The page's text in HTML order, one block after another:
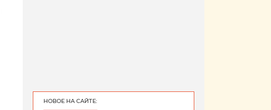
НОВОЕ НА САЙТЕ: